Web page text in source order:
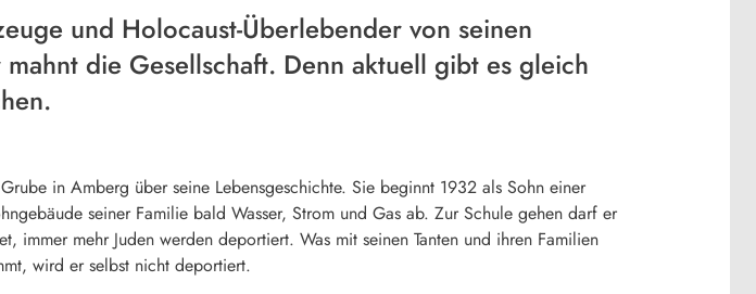
und Holocaust-Überlebender von seinen
die Gesellschaft. Denn aktuell gibt es gleich
in Amberg über seine Lebensgeschichte. Sie beginnt 1932 als Sohn einer
seiner Familie bald Wasser, Strom und Gas ab. Zur Schule gehen darf er
immer mehr Juden werden deportiert. Was mit seinen Tanten und ihren Familien
wird er selbst nicht deportiert.